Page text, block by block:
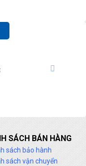
SÁCH BÁN HÀNG
sách bảo hành
sách vận chuyển